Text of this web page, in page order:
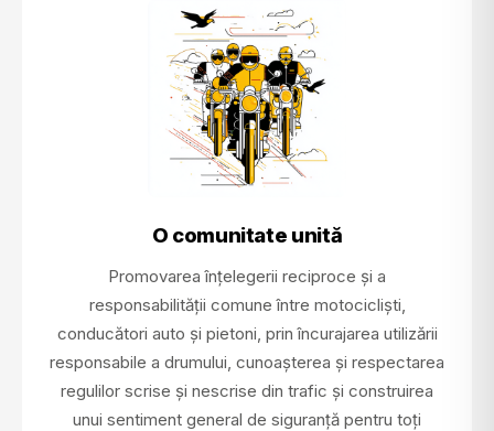
O comunitate unită
Promovarea înțelegerii reciproce și a
responsabilității comune între motocicliști,
conducători auto și pietoni, prin încurajarea utilizării
responsabile a drumului, cunoașterea și respectarea
regulilor scrise și nescrise din trafic și construirea
unui sentiment general de siguranță pentru toți